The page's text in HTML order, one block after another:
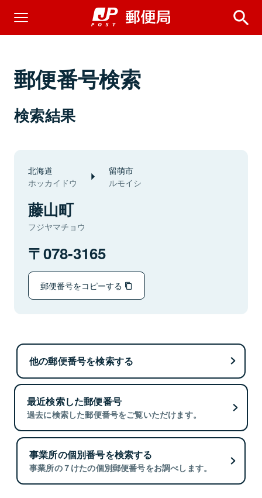
郵便番号検索
検索結果
北海道
ホッカイドウ
留萌市
ルモイシ
藤山町
フジヤマチョウ
078-3165
郵便番号をコピーする
他の郵便番号を検索する
最近検索した郵便番号
過去に検索した郵便番号をご覧いただけます。
事業所の個別番号を検索する
事業所の７けたの個別郵便番号をお調べします。